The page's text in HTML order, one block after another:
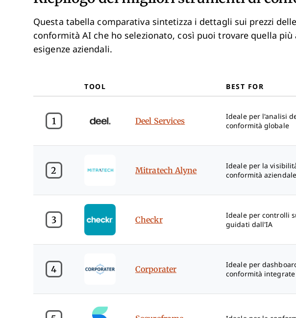
Questa tabella comparativa sintetizza i dettagli sui prezzi
conformità AI che ho selezionato, così puoi trovare quella
esigenze aziendali.
TOOL BEST FOR
1 Deel Services
Ideale per l'analisi
conformità globale
2 Mitratech Alyne
Ideale per la
conformità aziendale
3 Checkr
Ideale per controlli
guidati dall'IA
4 Corporater
Ideale per
conformità integrate